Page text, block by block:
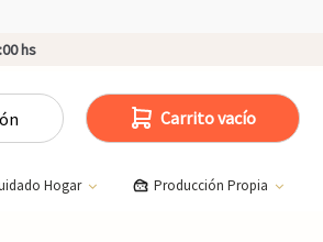
hs
Carrito vacío
Hogar Producción Propia